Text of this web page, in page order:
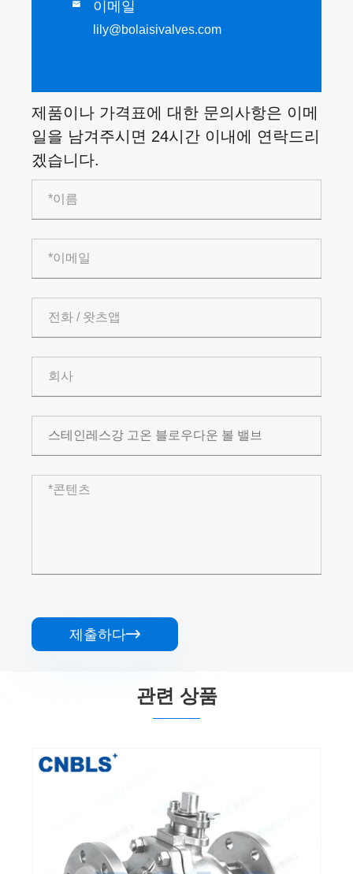
 이메일
lily@bolaisivalves.com
제품이나 가격표에 대한 문의사항은 이메
일을 남겨주시면 24시간 이내에 연락드리
겠습니다.
제출하다
관련 상품